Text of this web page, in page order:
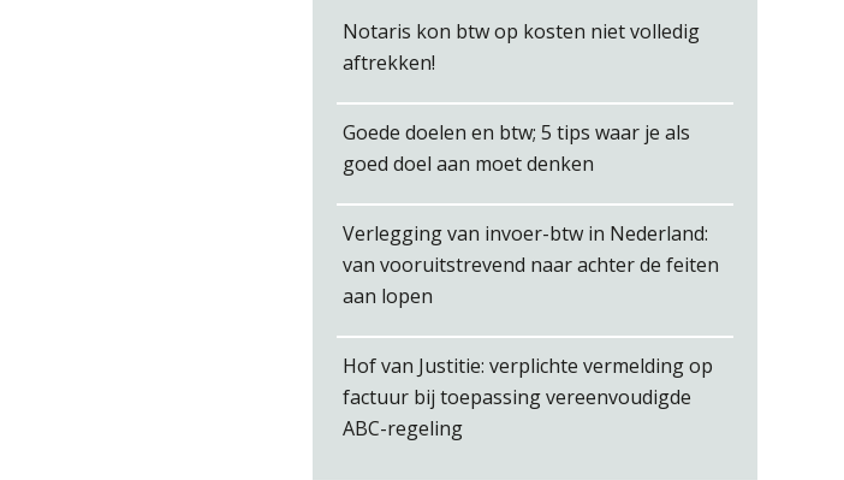
Jasper van den Bergen
Notaris kon btw op kosten niet volledig
aftrekken!
Goede doelen en btw; 5 tips waar je als
goed doel aan moet denken
Verlegging van invoer-btw in Nederland:
van vooruitstrevend naar achter de feiten
aan lopen
Hof van Justitie: verplichte vermelding op
factuur bij toepassing vereenvoudigde
ABC-regeling